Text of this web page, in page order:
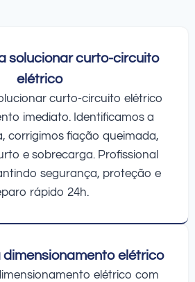
solucionar curto-circuito
elétrico
curto-circuito elétrico
imediato. Identificamos a
corrigimos fiação queimada,
e sobrecarga. Profissional
segurança, proteção e
rápido 24h.
dimensionamento elétrico
elétrico com